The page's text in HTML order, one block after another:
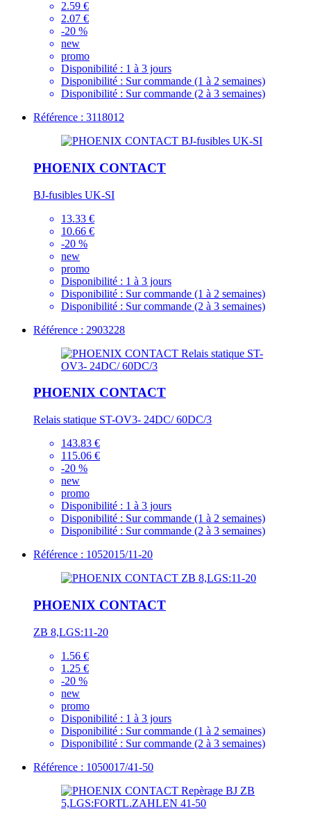
2.59 €
2.07 €
-20 %
new
promo
Disponibilité : 1 à 3 jours
Disponibilité : Sur commande (1 à 2 semaines)
Disponibilité : Sur commande (2 à 3 semaines)
Référence : 3118012
PHOENIX CONTACT
BJ-fusibles UK-SI
13.33 €
10.66 €
-20 %
new
promo
Disponibilité : 1 à 3 jours
Disponibilité : Sur commande (1 à 2 semaines)
Disponibilité : Sur commande (2 à 3 semaines)
Référence : 2903228
PHOENIX CONTACT
Relais statique ST-OV3- 24DC/ 60DC/3
143.83 €
115.06 €
-20 %
new
promo
Disponibilité : 1 à 3 jours
Disponibilité : Sur commande (1 à 2 semaines)
Disponibilité : Sur commande (2 à 3 semaines)
Référence : 1052015/11-20
PHOENIX CONTACT
ZB 8,LGS:11-20
1.56 €
1.25 €
-20 %
new
promo
Disponibilité : 1 à 3 jours
Disponibilité : Sur commande (1 à 2 semaines)
Disponibilité : Sur commande (2 à 3 semaines)
Référence : 1050017/41-50